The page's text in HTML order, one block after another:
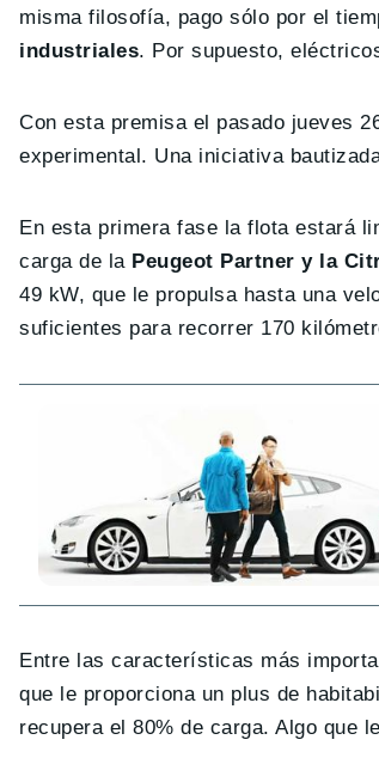
misma filosofía, pago sólo por el
industriales. Por supuesto,
Con esta premisa el pasado jueves
experimental. Una iniciativa
En esta primera fase la flota estará
carga de la Peugeot Partner y la
49 kW, que le propulsa hasta una
suficientes para recorrer 170
Entre las características más
que le proporciona un plus de
recupera el 80% de carga. Algo que